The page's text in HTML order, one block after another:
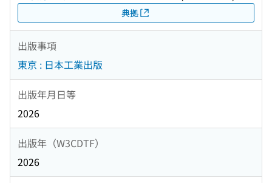
典拠
出版事項
東京 : 日本工業出版
出版年月日等
2026
出版年（W3CDTF）
2026